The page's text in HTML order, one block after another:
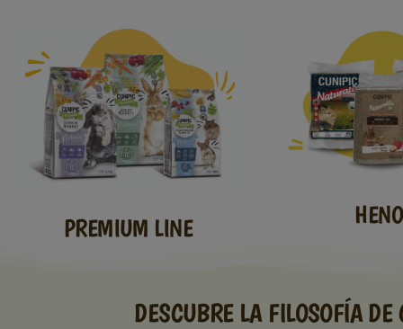
PREMIUM LINE
DESCUBRE LA FILOSOFÍA DE